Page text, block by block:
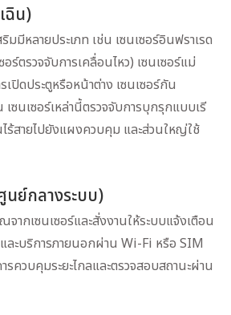
ฉิน)
มมีหลายประเภท เช่น เซนเซอร์อินฟราเรด
ร์ตรวจจับการเคลื่อนไหว) เซนเซอร์แม่
เปิดประตูหรือหน้าต่าง เซนเซอร์กัน
ซนเซอร์เหล่านี้ตรวจจับการบุกรุกแบบเรี
สายไปยังแผงควบคุม และส่วนใหญ่ใช้
ย์กลางระบบ)
กเซนเซอร์และสั่งงานให้ระบบแจ้งเตือน
ละบริการภายนอกผ่าน Wi-Fi หรือ SIM
ควบคุมระยะไกลและตรวจสอบสถานะผ่าน